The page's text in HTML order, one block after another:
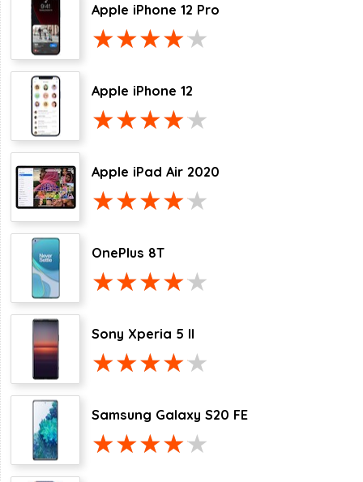
Apple iPhone 12 Pro
Apple iPhone 12
Apple iPad Air 2020
OnePlus 8T
Sony Xperia 5 II
Samsung Galaxy S20 FE